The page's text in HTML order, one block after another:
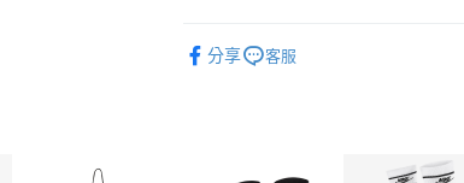
台新國際商業銀行
【關於「AFTEE先享後付」】
３．安心：先確認商品／服務後，再付款。
分享 客服